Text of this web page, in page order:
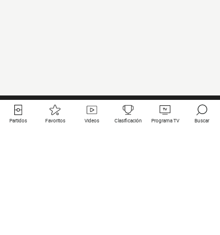
Partidos Favoritos Videos Clasificación Programa TV Buscar